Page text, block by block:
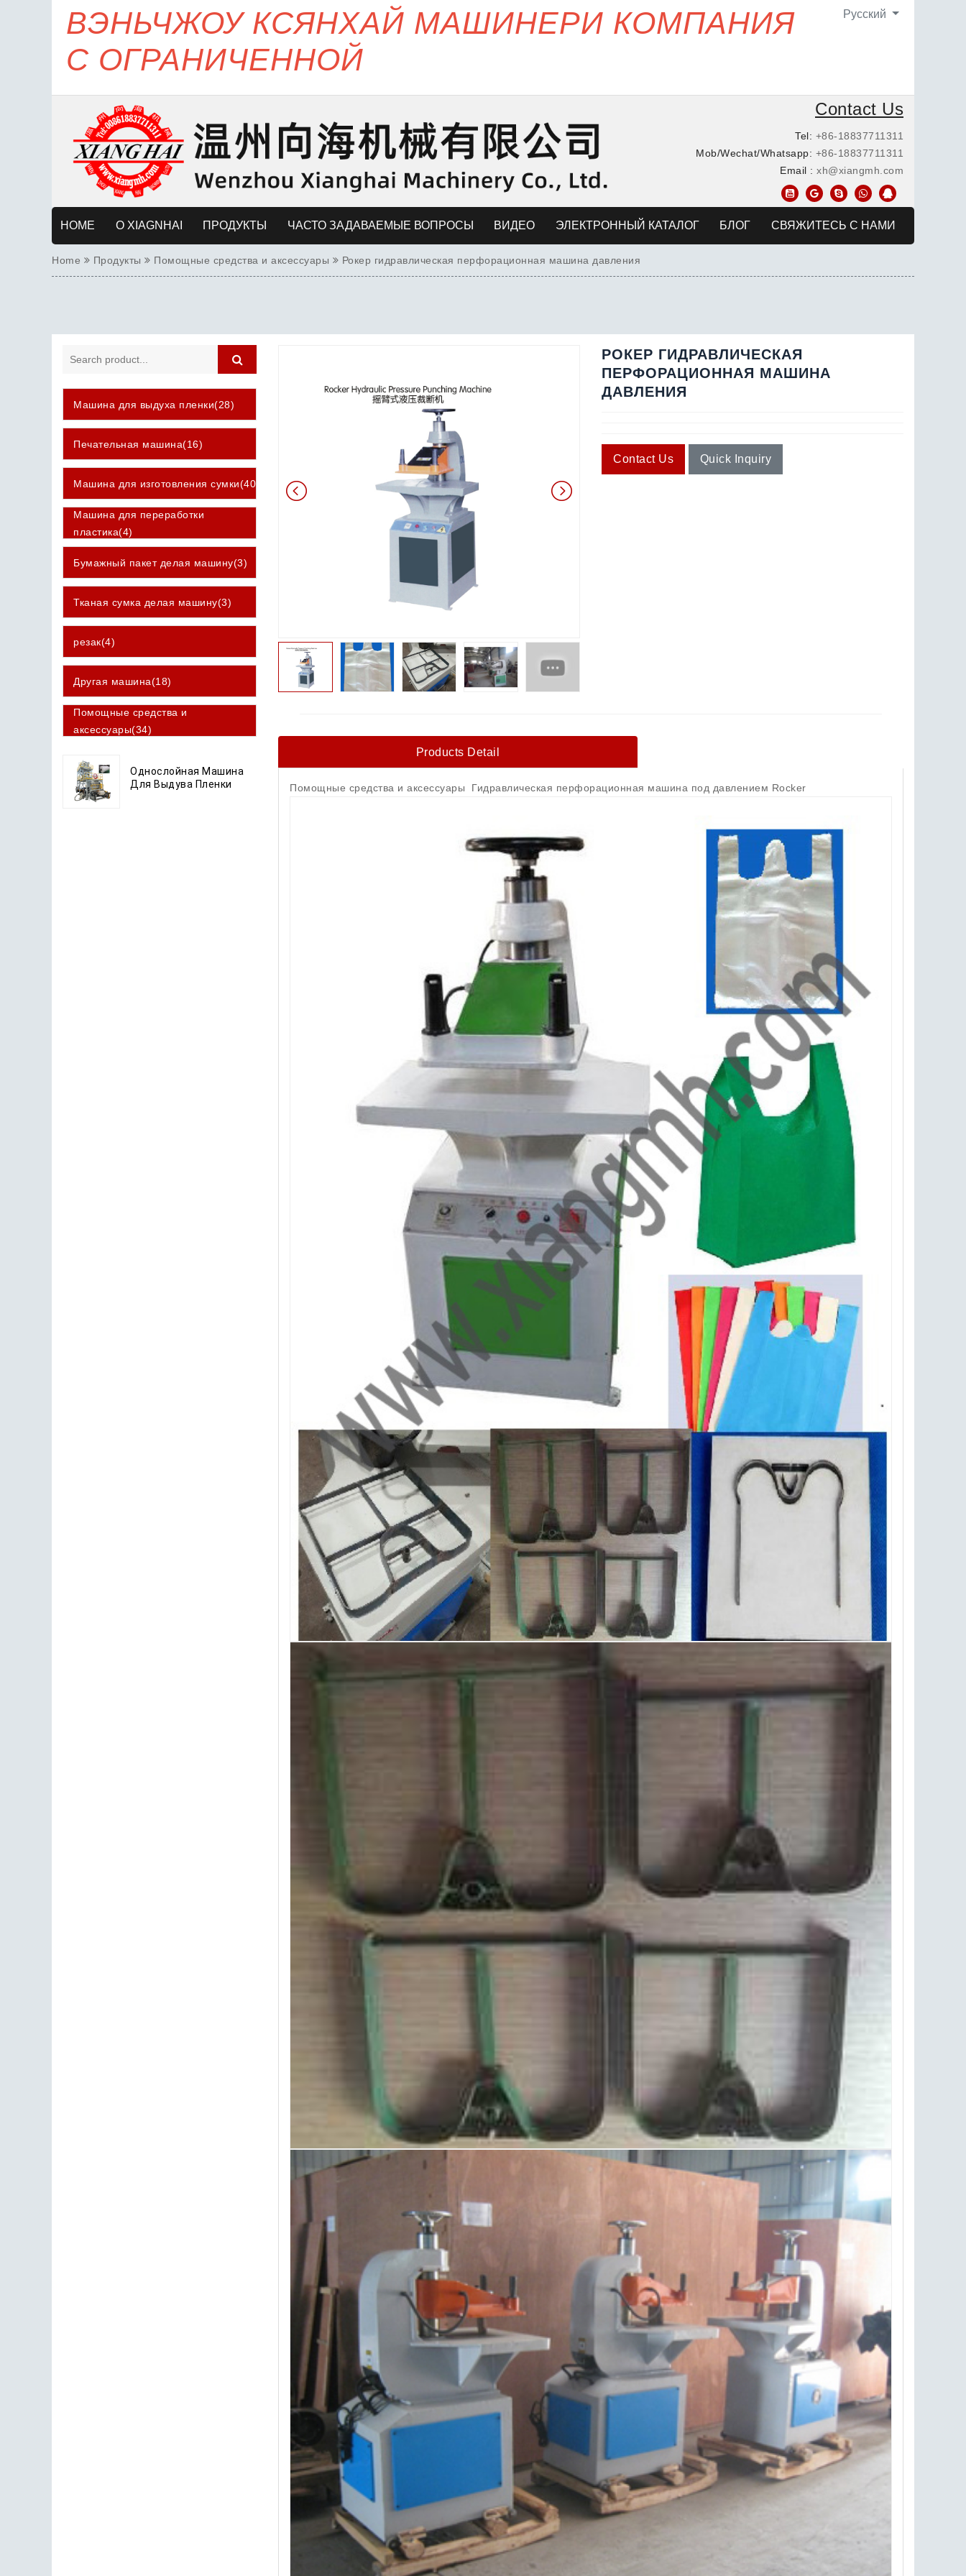
ВЭНЬЧЖОУ КСЯНХАЙ МАШИНЕРИ КОМПАНИЯ
С ОГРАНИЧЕННОЙ
Pусский
Contact Us
Tel: +86-18837711311
Mob/Wechat/Whatsapp: +86-18837711311
Email : xh@xiangmh.com
HOME О XIAGNHAI ПРОДУКТЫ ЧАСТО ЗАДАВАЕМЫЕ ВОПРОСЫ ВИДЕО ЭЛЕКТРОННЫЙ КАТАЛОГ БЛОГ СВЯЖИТЕСЬ С НАМИ
Home Продукты Помощные средства и аксессуары Рокер гидравлическая перфорационная машина давления
Машина для выдуха пленки(28)
Печательная машина(16)
Машина для изготовления сумки(40)
Машина для переработки
пластика(4)
Бумажный пакет делая машину(3)
Тканая сумка делая машину(3)
резак(4)
Другая машина(18)
Помощные средства и
аксессуары(34)
Однослойная Машина
Для Выдува Пленки
РОКЕР ГИДРАВЛИЧЕСКАЯ
ПЕРФОРАЦИОННАЯ МАШИНА
ДАВЛЕНИЯ
Contact Us Quick Inquiry
Products Detail
Помощные средства и аксессуары Гидравлическая перфорационная машина под давлением Rocker